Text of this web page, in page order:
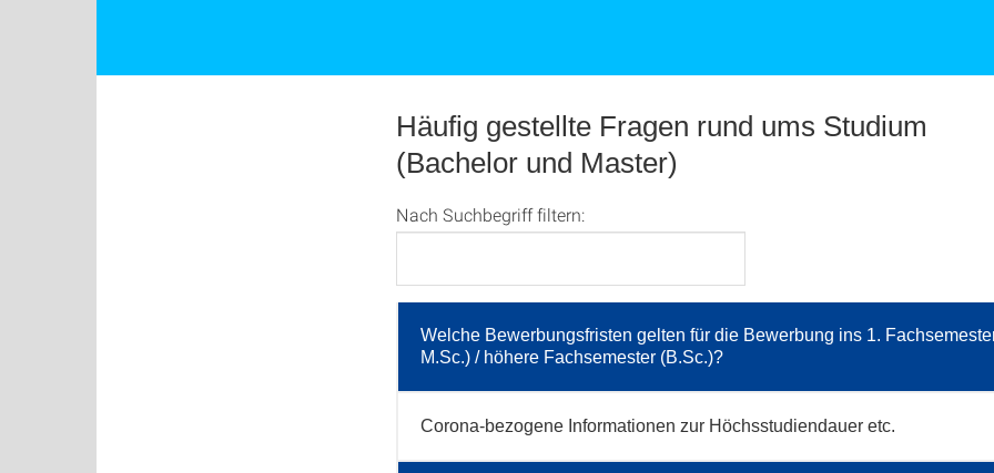
Häufig gestellte Fragen rund ums Studium
(Bachelor und Master)
Nach Suchbegriff filtern:
Welche Bewerbungsfristen gelten für die Bewerbung ins 1.
M.Sc.) / höhere Fachsemester (B.Sc.)?
Corona-bezogene Informationen zur Höchsstudiendauer etc.